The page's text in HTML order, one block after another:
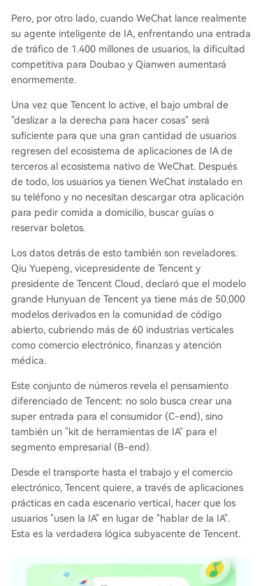
Pero, por otro lado, cuando WeChat lance realmente
su agente inteligente de IA, enfrentando una entrada
de tráfico de 1.400 millones de usuarios, la dificultad
competitiva para Doubao y Qianwen aumentará
enormemente.
Una vez que Tencent lo active, el bajo umbral de
"deslizar a la derecha para hacer cosas" será
suficiente para que una gran cantidad de usuarios
regresen del ecosistema de aplicaciones de IA de
terceros al ecosistema nativo de WeChat. Después
de todo, los usuarios ya tienen WeChat instalado en
su teléfono y no necesitan descargar otra aplicación
para pedir comida a domicilio, buscar guías o
reservar boletos.
Los datos detrás de esto también son reveladores.
Qiu Yuepeng, vicepresidente de Tencent y
presidente de Tencent Cloud, declaró que el modelo
grande Hunyuan de Tencent ya tiene más de 50,000
modelos derivados en la comunidad de código
abierto, cubriendo más de 60 industrias verticales
como comercio electrónico, finanzas y atención
médica.
Este conjunto de números revela el pensamiento
diferenciado de Tencent: no solo busca crear una
super entrada para el consumidor (C-end), sino
también un "kit de herramientas de IA" para el
segmento empresarial (B-end).
Desde el transporte hasta el trabajo y el comercio
electrónico, Tencent quiere, a través de aplicaciones
prácticas en cada escenario vertical, hacer que los
usuarios "usen la IA" en lugar de "hablar de la IA".
Esta es la verdadera lógica subyacente de Tencent.